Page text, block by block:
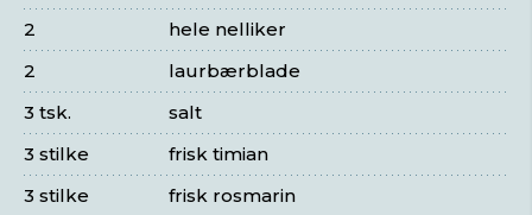
hele nelliker
2
laurbærblade
2
salt
3 tsk.
frisk timian
3 stilke
frisk rosmarin
3 stilke